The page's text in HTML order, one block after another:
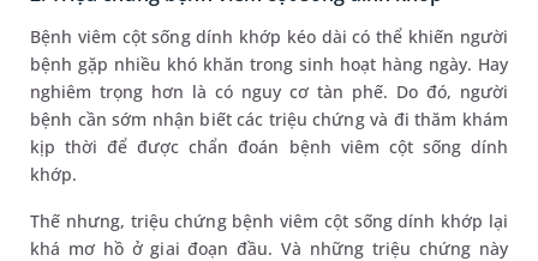
Bệnh viêm cột sống dính khớp kéo dài có thể khiến người
bệnh gặp nhiều khó khăn trong sinh hoạt hàng ngày. Hay
nghiêm trọng hơn là có nguy cơ tàn phế. Do đó, người
bệnh cần sớm nhận biết các triệu chứng và đi thăm khám
kịp thời để được chẩn đoán bệnh viêm cột sống dính
khớp.
Thế nhưng, triệu chứng bệnh viêm cột sống dính khớp lại
khá mơ hồ ở giai đoạn đầu. Và những triệu chứng này